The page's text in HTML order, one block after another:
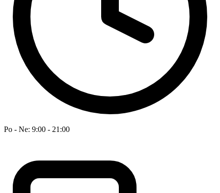
Po - Ne: 9:00 - 21:00